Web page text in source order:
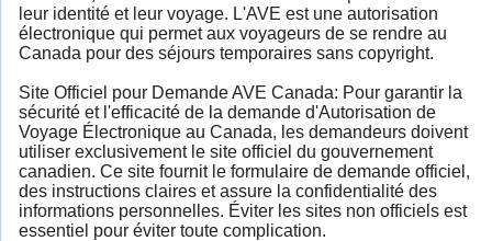
leur identité et leur voyage. L'AVE est une autorisation
électronique qui permet aux voyageurs de se rendre au
Canada pour des séjours temporaires sans copyright.
Site Officiel pour Demande AVE Canada: Pour garantir la
sécurité et l'efficacité de la demande d'Autorisation de
Voyage Électronique au Canada, les demandeurs doivent
utiliser exclusivement le site officiel du gouvernement
canadien. Ce site fournit le formulaire de demande officiel,
des instructions claires et assure la confidentialité des
informations personnelles. Éviter les sites non officiels est
essentiel pour éviter toute complication.